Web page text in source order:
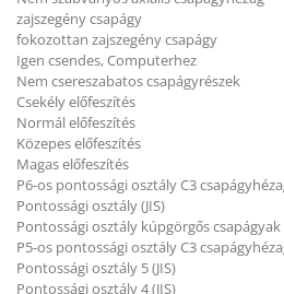
zajszegény csapágy
fokozottan zajszegény csapágy
Igen csendes, Computerhez
Nem csereszabatos csapágyrészek
Csekély előfeszítés
Normál előfeszítés
Közepes előfeszítés
Magas előfeszítés
P6-os pontossági osztály C3
Pontossági osztály (JIS)
Pontossági osztály kúpgörgős csapágyak
P5-os pontossági osztály C3
Pontossági osztály 5 (JIS)
Pontossági osztály 4 (JIS)